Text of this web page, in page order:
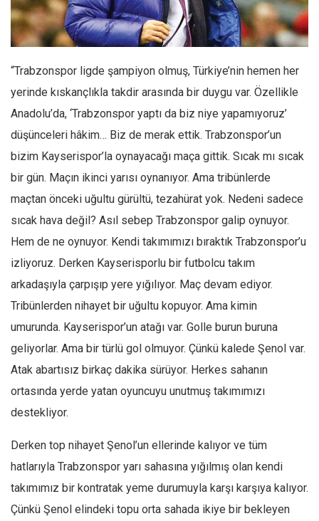
Facebook
Instagram
Editörden
Kemal Özer
Mahmut Toptaş
Yvonne Ridley
Barış Tarımcıoğlu
Ömer Kayani
Yusuf Armağan
Hasanali Yıldırım
Leyla Şerif Emin
Mehmet Ali Tekin
Abir E. Nahas
Amina S. Jenenkovic
Bağdagül Öz
» Yazar arşivi
Bu Sayı
Tüm Sayılar
“Trabzonspor ligde şampiyon olmuş, Türkiye’nin hemen her
yerinde kıskançlıkla takdir arasında bir duygu var. Özellikle
Anadolu’da, ‘Trabzonspor yaptı da biz niye yapamıyoruz’
düşünceleri hâkim… Biz de merak ettik. Trabzonspor’un
bizim Kayserispor’la oynayacağı maça gittik. Sıcak mı sıcak
bir gün. Maçın ikinci yarısı oynanıyor. Ama tribünlerde
maçtan önceki uğultu gürültü, tezahürat yok. Nedeni sadece
sıcak hava değil? Asıl sebep Trabzonspor galip oynuyor.
Hem de ne oynuyor. Kendi takımımızı bıraktık Trabzonspor’u
izliyoruz. Derken Kayserisporlu bir futbolcu takım
arkadaşıyla çarpışıp yere yığılıyor. Maç devam ediyor.
Tribünlerden nihayet bir uğultu kopuyor. Ama kimin
umurunda. Kayserispor’un atağı var. Golle burun buruna
geliyorlar. Ama bir türlü gol olmuyor. Çünkü kalede Şenol var.
Atak abartısız birkaç dakika sürüyor. Herkes sahanın
ortasında yerde yatan oyuncuyu unutmuş takımımızı
destekliyor.
Derken top nihayet Şenol’un ellerinde kalıyor ve tüm
hatlarıyla Trabzonspor yarı sahasına yığılmış olan kendi
takımımız bir kontratak yeme durumuyla karşı karşıya kalıyor.
Çünkü Şenol elindeki topu orta sahada ikiye bir bekleyen